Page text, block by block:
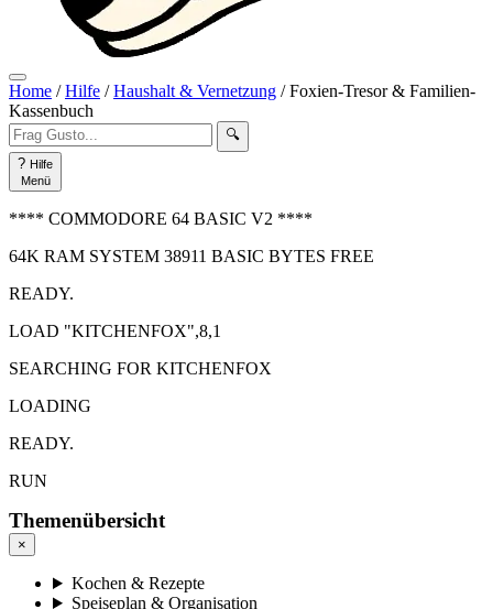
Home / Hilfe / Haushalt & Vernetzung / Foxien-Tresor & Familien-
Kassenbuch
🔍
? Hilfe
Menü
**** COMMODORE 64 BASIC V2 ****
64K RAM SYSTEM 38911 BASIC BYTES FREE
READY.
LOAD "KITCHENFOX",8,1
SEARCHING FOR KITCHENFOX
LOADING
READY.
RUN
Themenübersicht
×
Kochen & Rezepte
Speiseplan & Organisation